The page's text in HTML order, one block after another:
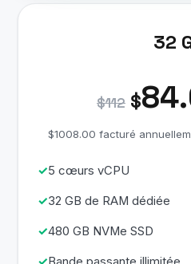
32
$112 $
$1008.00 facturé
5 cœurs vCPU
32 GB de RAM dédiée
480 GB NVMe SSD